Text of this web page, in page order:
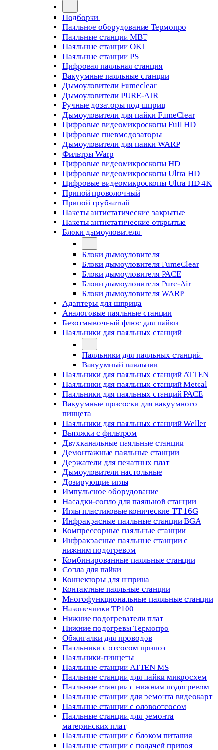
Подборки
Паяльное оборудование Термопро
Паяльные станции MBT
Паяльные станции OKI
Паяльные станции PS
Цифровая паяльная станция
Вакуумные паяльные станции
Дымоуловители Fumeclear
Дымоуловители PURE-AIR
Ручные дозаторы под шприц
Дымоуловители для пайки FumeClear
Цифровые видеомикроскопы Full HD
Цифровые пневмодозаторы
Дымоуловители для пайки WARP
Фильтры Warp
Цифровые видеомикроскопы HD
Цифровые видеомикроскопы Ultra HD
Цифровые видеомикроскопы Ultra HD 4K
Припой проволочный
Припой трубчатый
Пакеты антистатические закрытые
Пакеты антистатические открытые
Блоки дымоуловителя
Блоки дымоуловителя
Блоки дымоуловителя FumeClear
Блоки дымоуловителя PACE
Блоки дымоуловителя Pure-Air
Блоки дымоуловителя WARP
Адаптеры для шприца
Аналоговые паяльные станции
Безотмывочный флюс для пайки
Паяльники для паяльных станций
Паяльники для паяльных станций
Вакуумный паяльник
Паяльники для паяльных станций ATTEN
Паяльники для паяльных станций Metcal
Паяльники для паяльных станций PACE
Вакуумные присоски для вакуумного
пинцета
Паяльники для паяльных станций Weller
Вытяжки с фильтром
Двухканальные паяльные станции
Демонтажные паяльные станции
Держатели для печатных плат
Дымоуловители настольные
Дозирующие иглы
Импульсное оборудование
Насадки-сопло для паяльной станции
Иглы пластиковые конические TT 16G
Инфракрасные паяльные станции BGA
Компрессорные паяльные станции
Инфракрасные паяльные станции с
нижним подогревом
Комбинированные паяльные станции
Сопла для пайки
Коннекторы для шприца
Контактные паяльные станции
Многофункциональные паяльные станции
Наконечники TP100
Нижние подогреватели плат
Нижние подогревы Термопро
Обжигалки для проводов
Паяльники с отсосом припоя
Паяльники-пинцеты
Паяльные станции ATTEN MS
Паяльные станции для пайки микросхем
Паяльные станции с нижним подогревом
Паяльные станции для ремонта видеокарт
Паяльные станции с оловоотсосом
Паяльные станции для ремонта
материнских плат
Паяльные станции с блоком питания
Паяльные станции с подачей припоя